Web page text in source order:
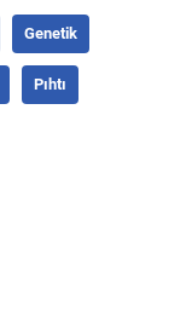
Genetik
Pıhtı